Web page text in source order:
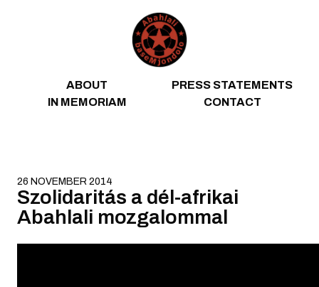
ABOUT
PRESS STATEMENTS
IN MEMORIAM
CONTACT
26 NOVEMBER 2014
Szolidaritás a dél-afrikai
Abahlali mozgalommal